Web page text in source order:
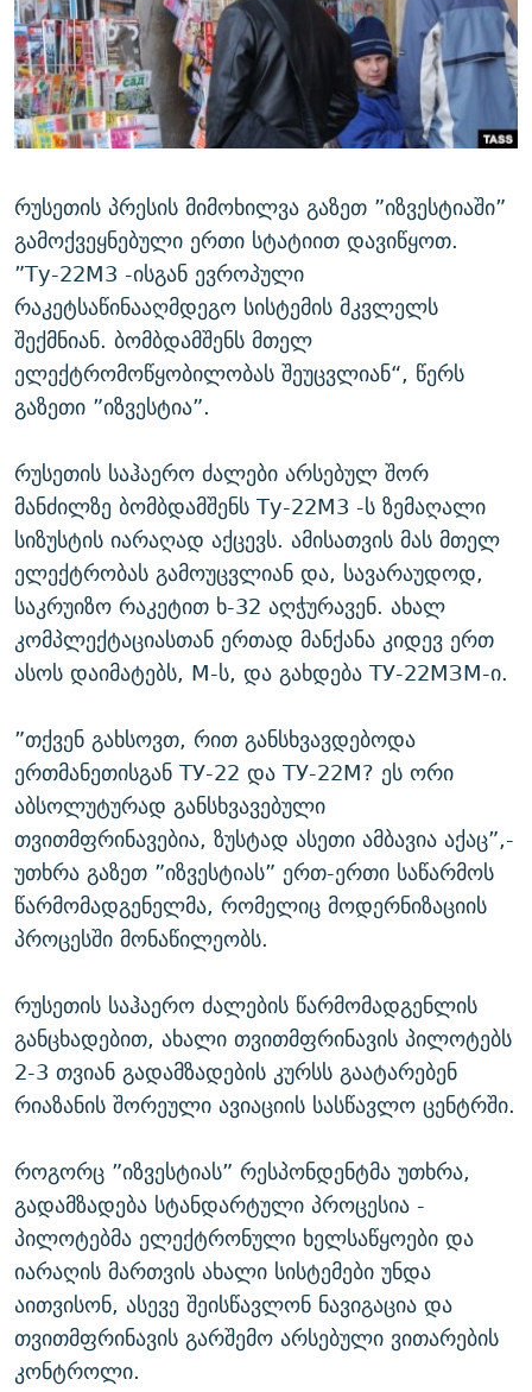
ᲛᲝᲚᲐᲞᲐᲠᲐᲙᲔ ᲢᲔᲥᲡᲢᲔᲑᲘ
ᲨᲘᲜ - ᲣᲪᲮᲝᲔᲗᲨᲘ
ᲚᲘᲢᲔᲠᲐᲢᲣᲠᲣᲚᲘ ᲬᲐᲮᲜᲐᲒᲔᲑᲘ
ᲐᲛᲔᲠᲘᲙᲣᲚᲘ ᲛᲝᲗᲮᲠᲝᲑᲐ
ᲘᲛᲞᲔᲠᲘᲐ ᲓᲐ ᲠᲐᲓᲘᲝ
ᲩᲔᲛᲘ ᲡᲘᲙᲕᲓᲘᲚᲘᲡ ᲛᲘᲖᲔᲖᲘᲐ COVID-19
11 ᲬᲔᲚᲘ - 11 ᲐᲛᲑᲐᲕᲘ
ᲡᲐᲞᲐᲠᲚᲐᲛᲔᲜᲢᲝ ᲐᲠᲩᲔᲕᲜᲔᲑᲘᲡ ᲘᲡᲢᲝᲠᲘᲐ
ᲑᲐᲕᲨᲕᲔᲑᲘ ᲞᲠᲝᲡᲢᲘᲢᲣᲪᲘᲐᲨᲘ - ᲐᲛᲝᲣᲗᲥᲛᲔᲚᲘ ᲐᲛᲑᲐᲕᲘ
5 ᲐᲛᲑᲐᲕᲘ - 20 ᲘᲕᲜᲘᲡᲡ ᲓᲐᲨᲐᲕᲔᲑᲣᲚᲔᲑᲘ
ᲐᲒᲕᲘᲡᲢᲝᲡ ᲝᲛᲘ
ПРИВЕТ ᲙᲣᲚᲢᲣᲠᲐ
ᲒᲐᲛᲝᲘᲬᲔᲠᲔ
რუსეთის პრესის მიმოხილვა გაზეთ ”იზვესტიაში”
გამოქვეყნებული ერთი სტატიით დავიწყოთ.
”Ту-22М3 -ისგან ევროპული
რაკეტსაწინააღმდეგო სისტემის მკვლელს
შექმნიან. ბომბდამშენს მთელ
ელექტრომოწყობილობას შეუცვლიან“, წერს
გაზეთი ”იზვესტია”.
რუსეთის საჰაერო ძალები არსებულ შორ
მანძილზე ბომბდამშენს Ту-22М3 -ს ზემაღალი
სიზუსტის იარაღად აქცევს. ამისათვის მას მთელ
ელექტრობას გამოუცვლიან და, სავარაუდოდ,
საკრუიზო რაკეტით ხ-32 აღჭურავენ. ახალ
კომპლექტაციასთან ერთად მანქანა კიდევ ერთ
ასოს დაიმატებს, M-ს, და გახდება ТУ-22МЗМ-ი.
”თქვენ გახსოვთ, რით განსხვავდებოდა
ერთმანეთისგან ТУ-22 და ТУ-22М? ეს ორი
აბსოლუტურად განსხვავებული
თვითმფრინავებია, ზუსტად ასეთი ამბავია აქაც”,-
უთხრა გაზეთ ”იზვესტიას” ერთ-ერთი საწარმოს
წარმომადგენელმა, რომელიც მოდერნიზაციის
პროცესში მონაწილეობს.
რუსეთის საჰაერო ძალების წარმომადგენლის
განცხადებით, ახალი თვითმფრინავის პილოტებს
2-3 თვიან გადამზადების კურსს გაატარებენ
რიაზანის შორეული ავიაციის სასწავლო ცენტრში.
როგორც ”იზვესტიას” რესპონდენტმა უთხრა,
გადამზადება სტანდარტული პროცესია -
პილოტებმა ელექტრონული ხელსაწყოები და
იარაღის მართვის ახალი სისტემები უნდა
აითვისონ, ასევე შეისწავლონ ნავიგაცია და
თვითმფრინავის გარშემო არსებული ვითარების
კონტროლი.